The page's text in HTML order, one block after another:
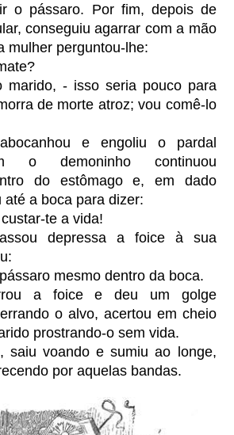
o pássaro. Por fim, depois de
conseguiu agarrar com a mão
mulher perguntou-lhe:
- isso seria pouco para
de morte atroz; vou comê-lo
e engoliu o pardal
o demoninho continuou
do estômago e, em dado
até a boca para dizer:
te a vida!
depressa a foice à sua
mesmo dentro da boca.
a foice e deu um golge
o alvo, acertou em cheio
prostrando-o sem vida.
saiu voando e sumiu ao longe,
por aquelas bandas.